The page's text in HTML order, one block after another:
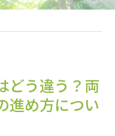
どう違う？両
進め方につい